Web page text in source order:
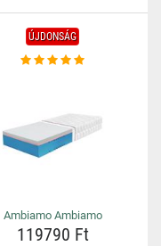
ÚJDONSÁG
Ambiamo Ambiamo
119790 Ft